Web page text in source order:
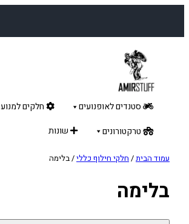
סטנדים לאופנועים חלקים למנוע
טרקטורונים
שונות
עמוד הבית/ חלקי חילוף כללי/ בלימה
בלימה